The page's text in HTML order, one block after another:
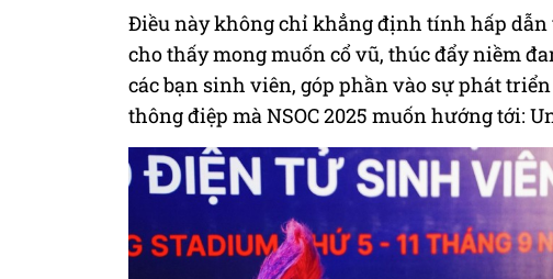
Điều này không chỉ khẳng định tính hấp dẫn
cho thấy mong muốn cổ vũ, thúc đẩy niềm
các bạn sinh viên, góp phần vào sự phát
thông điệp mà NSOC 2025 muốn hướng tới: